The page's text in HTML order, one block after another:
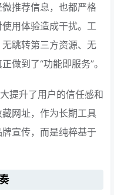
推荐信息，也都严格
用体验造成干扰。工
跳转第三方资源、无
做到了“功能即服务”。
提升了用户的信任感和
网址，作为长期工具
宣传，而是纯粹基于